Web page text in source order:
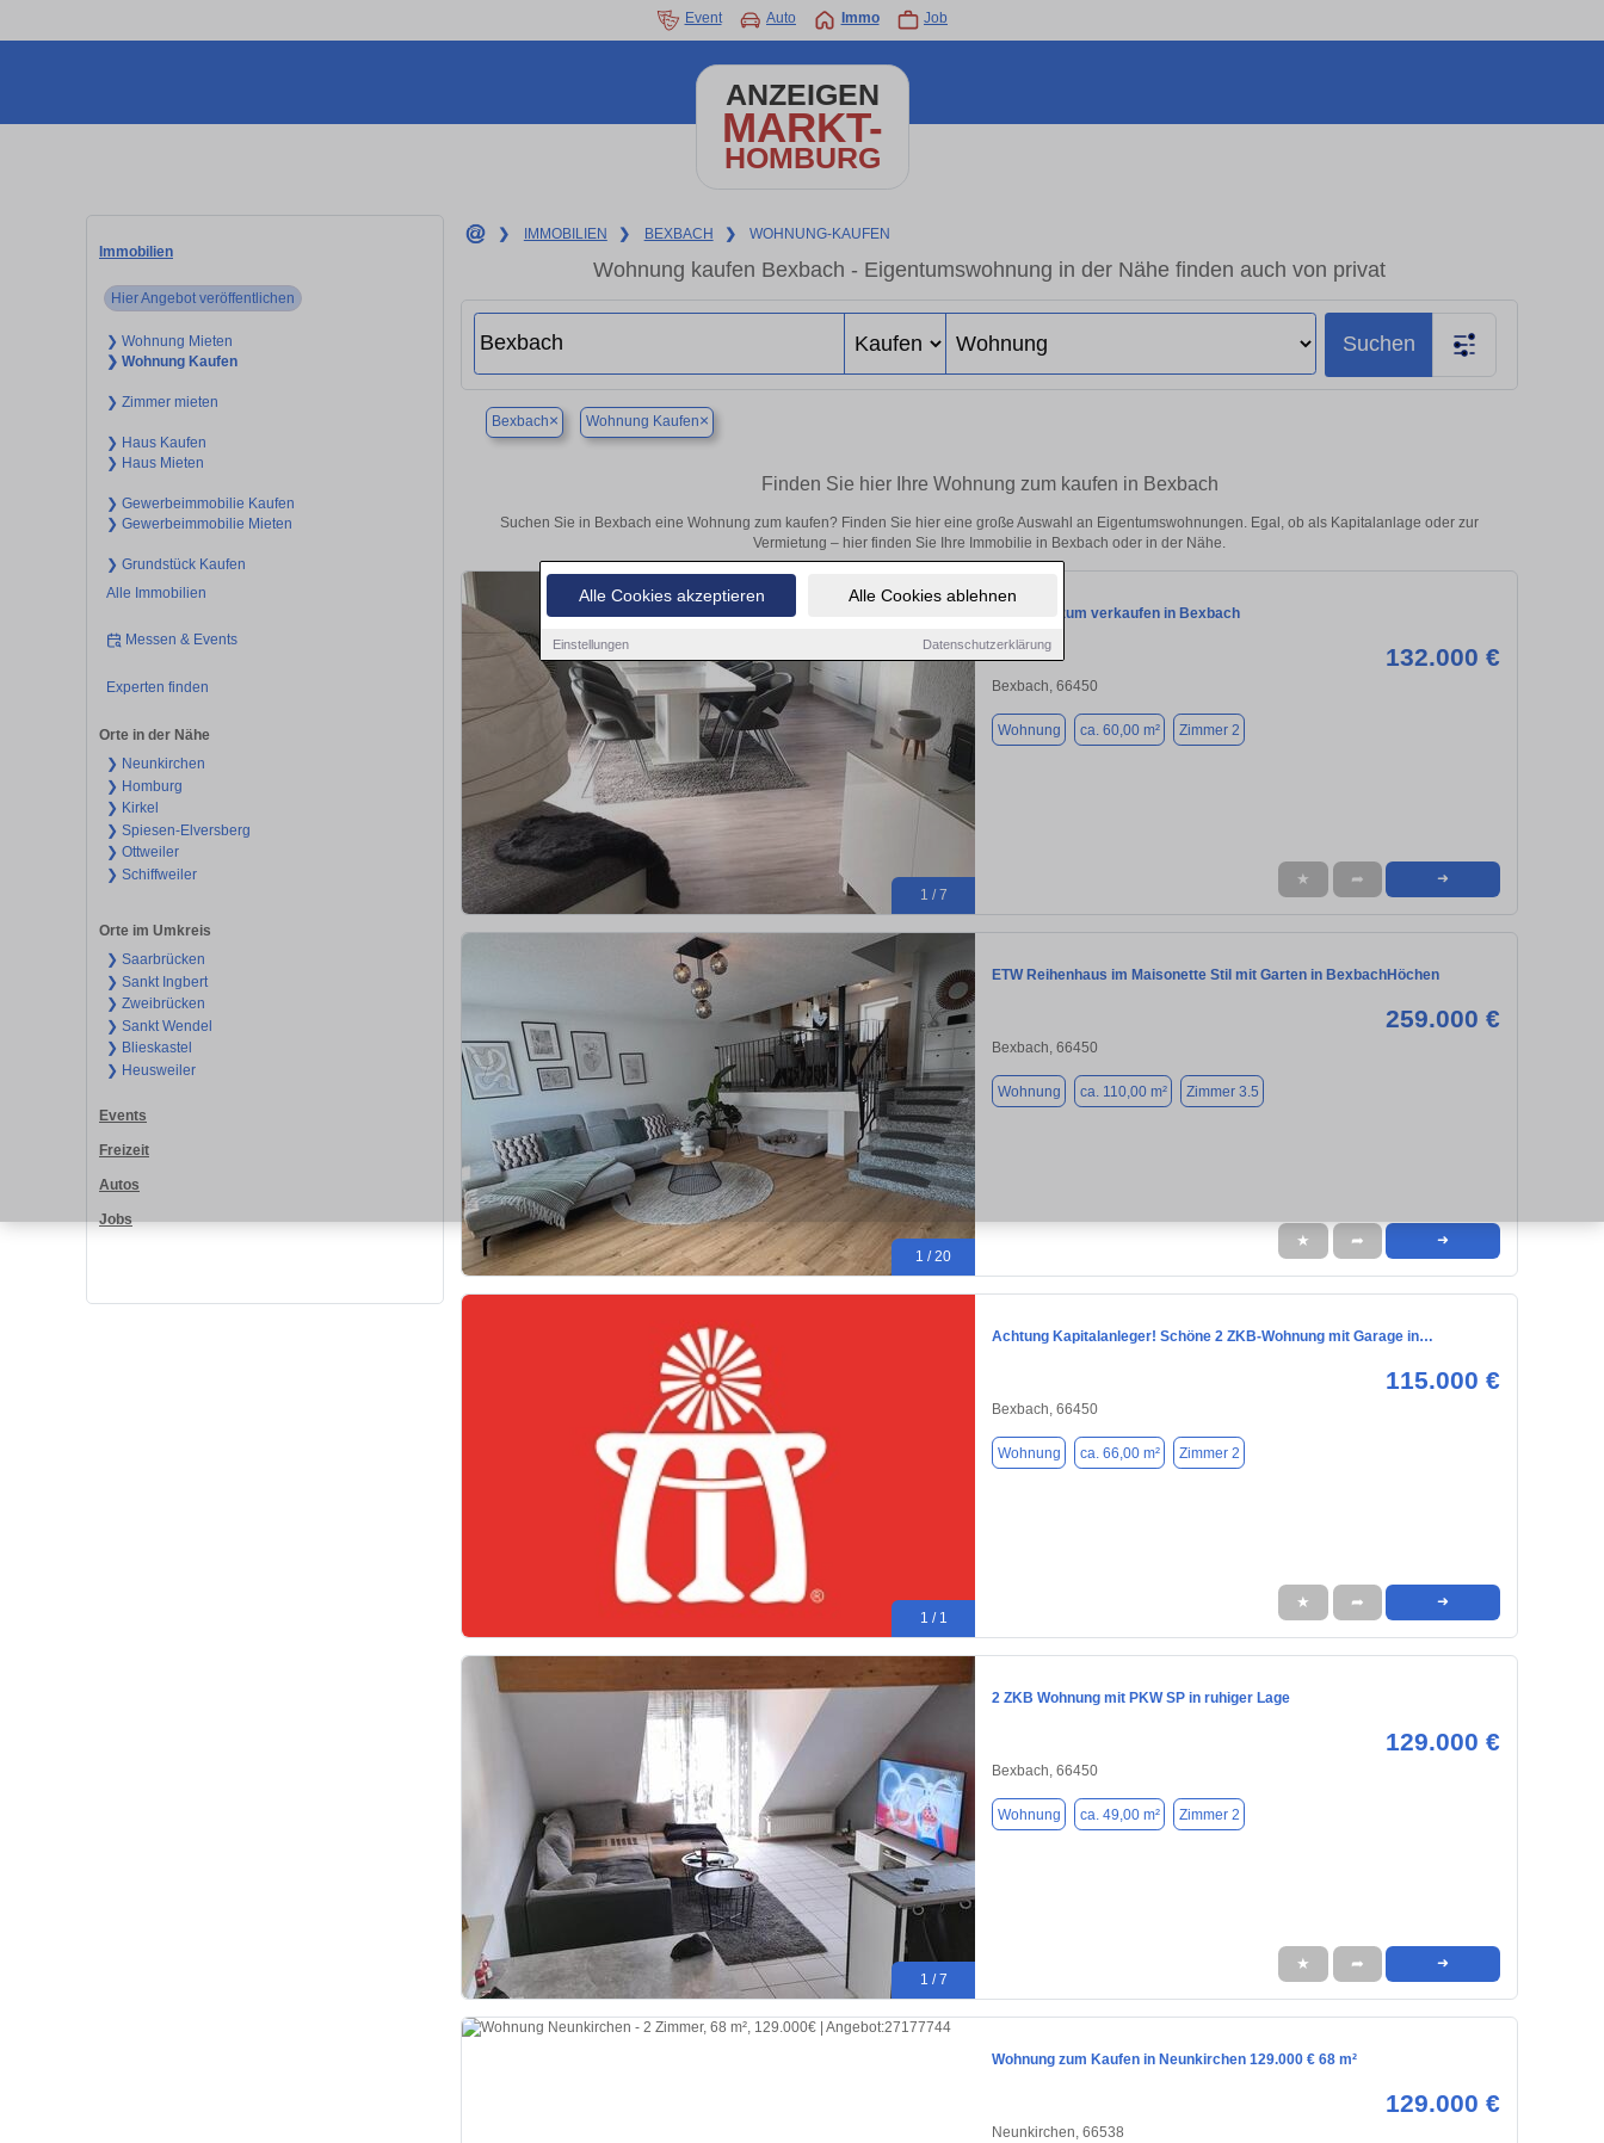
Alle Cookies akzeptieren Alle Cookies ablehnen
Einstellungen Datenschutzerklärung
Event Auto Immo Job
ANZEIGEN
MARKT-
HOMBURG
Immobilien
Hier Angebot veröffentlichen
❯ Wohnung Mieten
❯ Wohnung Kaufen
❯ Zimmer mieten
❯ Haus Kaufen
❯ Haus Mieten
❯ Gewerbeimmobilie Kaufen
❯ Gewerbeimmobilie Mieten
❯ Grundstück Kaufen
Alle Immobilien
Messen & Events
Experten finden
Orte in der Nähe
❯ Neunkirchen
❯ Homburg
❯ Kirkel
❯ Spiesen-Elversberg
❯ Ottweiler
❯ Schiffweiler
Orte im Umkreis
❯ Saarbrücken
❯ Sankt Ingbert
❯ Zweibrücken
❯ Sankt Wendel
❯ Blieskastel
❯ Heusweiler
Events
Freizeit
Autos
Jobs
❯ IMMOBILIEN ❯ BEXBACH ❯ WOHNUNG-KAUFEN
Wohnung kaufen Bexbach - Eigentumswohnung in der Nähe finden auch von privat
Suchen
Bexbach× Wohnung Kaufen×
Finden Sie hier Ihre Wohnung zum kaufen in Bexbach
Suchen Sie in Bexbach eine Wohnung zum kaufen? Finden Sie hier eine große Auswahl an Eigentumswohnungen. Egal, ob als Kapitalanlage oder zur
Vermietung – hier finden Sie Ihre Immobilie in Bexbach oder in der Nähe.
1 / 7
Wohnung zum verkaufen in Bexbach
132.000 €
Bexbach, 66450
Wohnung ca. 60,00 m² Zimmer 2
★ ➦ ➜
1 / 20
ETW Reihenhaus im Maisonette Stil mit Garten in BexbachHöchen
259.000 €
Bexbach, 66450
Wohnung ca. 110,00 m² Zimmer 3.5
★ ➦ ➜
1 / 1
Achtung Kapitalanleger! Schöne 2 ZKB-Wohnung mit Garage in…
115.000 €
Bexbach, 66450
Wohnung ca. 66,00 m² Zimmer 2
★ ➦ ➜
1 / 7
2 ZKB Wohnung mit PKW SP in ruhiger Lage
129.000 €
Bexbach, 66450
Wohnung ca. 49,00 m² Zimmer 2
★ ➦ ➜
Wohnung zum Kaufen in Neunkirchen 129.000 € 68 m²
129.000 €
Neunkirchen, 66538